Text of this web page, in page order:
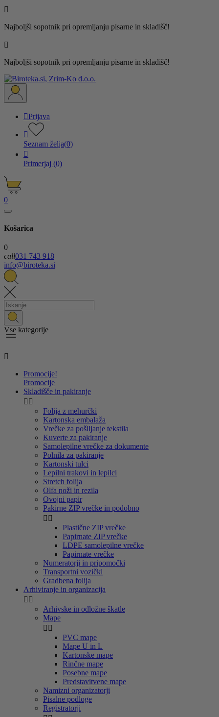

Najboljši sopotnik pri opremljanju pisarne in skladišč!

Najboljši sopotnik pri opremljanju pisarne in skladišč!
Prijava

Seznam želja(0)

Primerjaj (0)
0
Košarica
0
call031 743 918
info@biroteka.si
Vse kategorije

Promocije!
Promocije
Skladišče in pakiranje
 
Folija z mehurčki
Kartonska embalaža
Vrečke za pošiljanje tekstila
Kuverte za pakiranje
Samolepilne vrečke za dokumente
Polnila za pakiranje
Kartonski tulci
Lepilni trakovi in lepilci
Stretch folija
Olfa noži in rezila
Ovojni papir
Pakirne ZIP vrečke in podobno
 
Plastične ZIP vrečke
Papirnate ZIP vrečke
LDPE samolepilne vrečke
Papirnate vrečke
Numeratorji in pripomočki
Transportni vozički
Gradbena folija
Arhiviranje in organizacija
 
Arhivske in odložne škatle
Mape
 
PVC mape
Mape U in L
Kartonske mape
Rinčne mape
Posebne mape
Predstavitvene mape
Namizni organizatorji
Pisalne podloge
Registratorji